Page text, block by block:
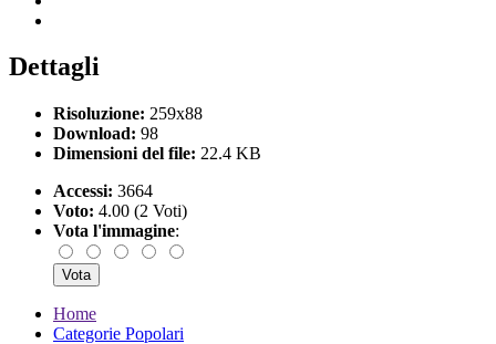
Dettagli
Risoluzione: 259x88
Download: 98
Dimensioni del file: 22.4 KB
Accessi: 3664
Voto: 4.00 (2 Voti)
Vota l'immagine:
Home
Categorie Popolari